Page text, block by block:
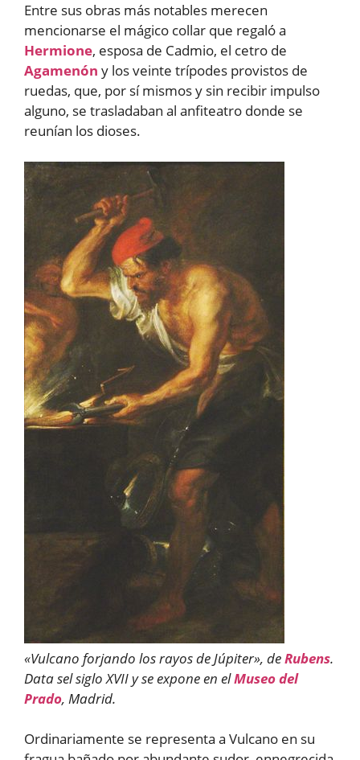
Entre sus obras más notables merecen
mencionarse el mágico collar que regaló a
Hermione, esposa de Cadmio, el cetro de
Agamenón y los veinte trípodes provistos de
ruedas, que, por sí mismos y sin recibir impulso
alguno, se trasladaban al anfiteatro donde se
reunían los dioses.
«Vulcano forjando los rayos de Júpiter», deRubens.
Data sel siglo XVII y se expone en elMuseo del
Prado, Madrid.
Ordinariamente se representa a Vulcano en su